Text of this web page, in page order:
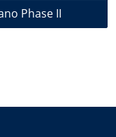
Phase II